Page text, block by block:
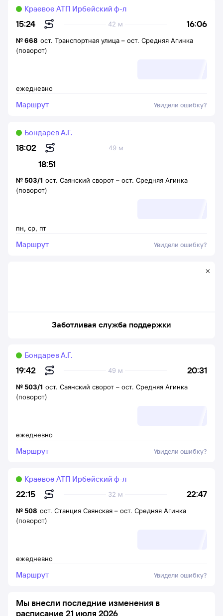
15:24 16:06
42 м
Краевое АТП Ирбейский ф-л
ежедневно
№668 ост. Транспортная улица – ост. Средняя Агинка
(поворот)
Маршрут Увидели ошибку?
18:02
18:51
49 м
Бондарев А.Г.
пн, ср, пт
№ 503/1 ост. Саянский сворот – ост. Средняя Агинка
(поворот)
Маршрут Увидели ошибку?
Заботливая служба поддержки
19:42 20:31
49 м
Бондарев А.Г.
ежедневно
№ 503/1 ост. Саянский сворот – ост. Средняя Агинка
(поворот)
Маршрут Увидели ошибку?
22:15 22:47
32 м
Краевое АТП Ирбейский ф-л
ежедневно
№ 508 ост. Станция Саянская – ост. Средняя Агинка
(поворот)
Маршрут Увидели ошибку?
Мы внесли последние изменения в
расписание 21 июля 2026